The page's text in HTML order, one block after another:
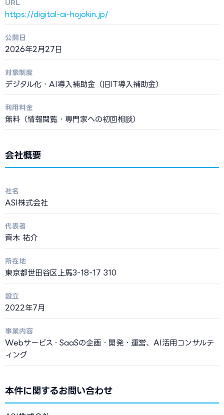
URL
https://digital-ai-hojokin.jp/
公開日
2026年2月27日
対象制度
デジタル化・AI導入補助金（旧IT導入補助金）
利用料金
無料（情報閲覧・専門家への初回相談）
会社概要
社名
ASI株式会社
代表者
齊木 祐介
所在地
東京都世田谷区上馬3-18-17 310
設立
2022年7月
事業内容
Webサービス・SaaSの企画・開発・運営、AI活用コンサルテ
ィング
本件に関するお問い合わせ